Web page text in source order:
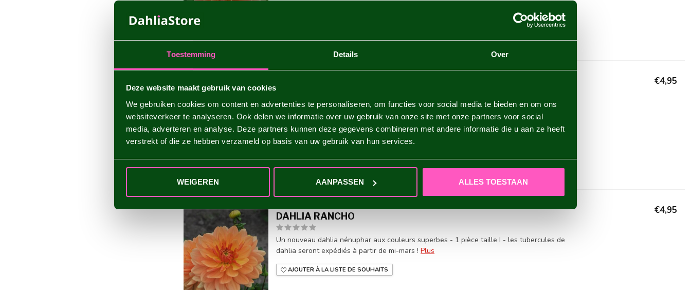
Toestemming Details Over
Deze website maakt gebruik van cookies
We gebruiken cookies om content en advertenties te personaliseren, om functies voor social media te bieden en om ons
websiteverkeer te analyseren. Ook delen we informatie over uw gebruik van onze site met onze partners voor social
media, adverteren en analyse. Deze partners kunnen deze gegevens combineren met andere informatie die u aan ze heeft
verstrekt of die ze hebben verzameld op basis van uw gebruik van hun services.
WEIGEREN AANPASSEN ALLES TOESTAAN
Un dahlia décoratif avec de très grandes fleurs qui changent de couleur - 1 pièce
calibre I - les tubercules de dahlia seront expédiés à partir ... Plus
AJOUTER À LA LISTE DE SOUHAITS
€4,95
DAHLIA RANCHO
Un nouveau dahlia nénuphar aux couleurs superbes - 1 pièce taille I - les tubercules de
dahlia seront expédiés à partir de mi-mars ! Plus
AJOUTER À LA LISTE DE SOUHAITS
€4,95